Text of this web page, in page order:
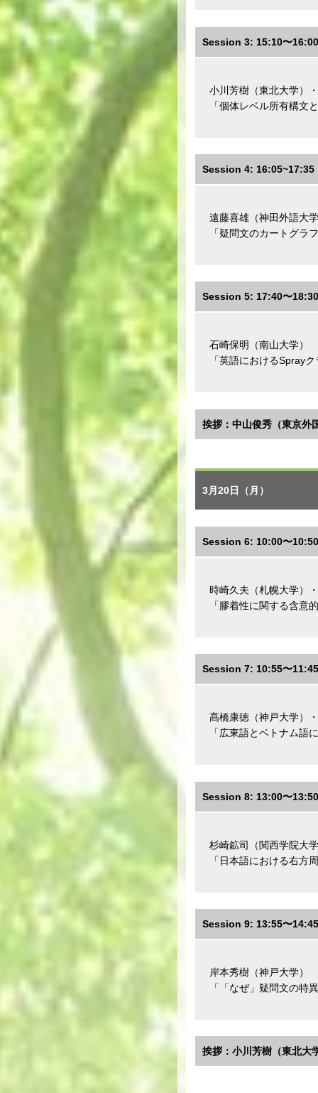
Session 3: 15:10〜16:00
小川芳樹（東北大学）
「個体レベル所有構文
Session 4: 16:05~17:35
遠藤喜雄（神田外語大
「疑問文のカートグラ
Session 5: 17:40〜18:30
石崎保明（南山大学）
「英語におけるSpray
挨拶：中山俊秀（東京外
3月20日（月）
Session 6: 10:00〜
時崎久夫（札幌大学）
「膠着性に関する含意
Session 7: 10:55〜11:45
髙橋康徳（神戸大学）
「広東語とベトナム語
Session 8: 13:00〜13:50
杉崎鉱司（関西学院大
「日本語における右方
Session 9: 13:55〜14:45
岸本秀樹（神戸大学）
「「なぜ」疑問文の特
挨拶：小川芳樹（東北大